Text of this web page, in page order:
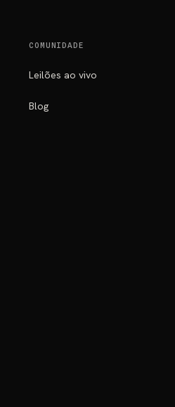
COMUNIDADE
Leilões ao vivo
Blog